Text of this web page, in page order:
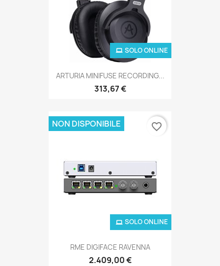
ARTURIA MINIFUSE RECORDING...
313,67 €
SOLO ONLINE
RME DIGIFACE RAVENNA
2.409,00 €
SOLO ONLINE
NON DISPONIBILE favorite_border